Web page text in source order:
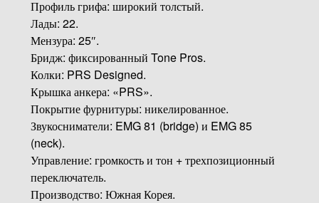
Профиль грифа: широкий толстый.
Лады: 22.
Мензура: 25″.
Бридж: фиксированный Tone Pros.
Колки: PRS Designed.
Крышка анкера: «PRS».
Покрытие фурнитуры: никелированное.
Звукосниматели: EMG 81 (bridge) и EMG 85
(neck).
Управление: громкость и тон + трехпозиционный
переключатель.
Производство: Южная Корея.